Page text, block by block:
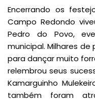
Encerrando os
Campo Redondo
Pedro do Povo,
municipal. Milhares
para dançar muito
relembrou seus
Kamarguinho
também foram